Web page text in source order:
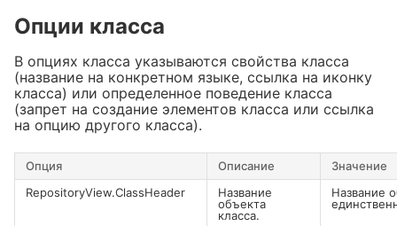
Опции класса
В опциях класса указываются свойства класса
(название на конкретном языке, ссылка на иконку
класса) или определенное поведение класса
(запрет на создание элементов класса или ссылка
на опцию другого класса).
Опция Описание
Значение
RepositoryView.ClassHeader
Название
объекта
класса.
Название